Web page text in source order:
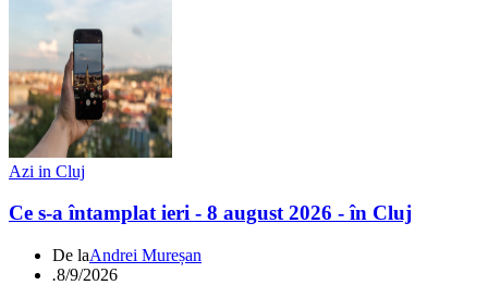
Azi in Cluj
Ce s-a întamplat ieri - 8 august 2026 - în Cluj
De laAndrei Mureșan
.8/9/2026